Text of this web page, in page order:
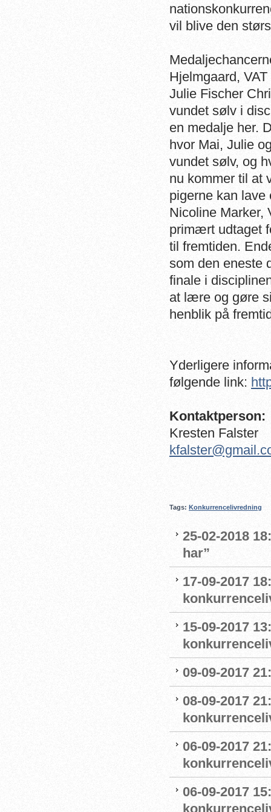
vil blive den
Hjelmgaard,
Julie Fischer
vundet sølv i
en medalje her.
hvor Mai, Julie
vundet sølv, og
nu kommer til at
pigerne kan
Nicoline Marker,
primært udtaget
til fremtiden.
som den eneste
finale i
at lære og gøre
henblik på
Yderligere
følgende link:
Kontaktperson:
Kresten Falster
Tags: Konkurrencelivredning
25-02-2018
har”
17-09-2017
15-09-2017
09-09-2017
08-09-2017
06-09-2017
06-09-2017